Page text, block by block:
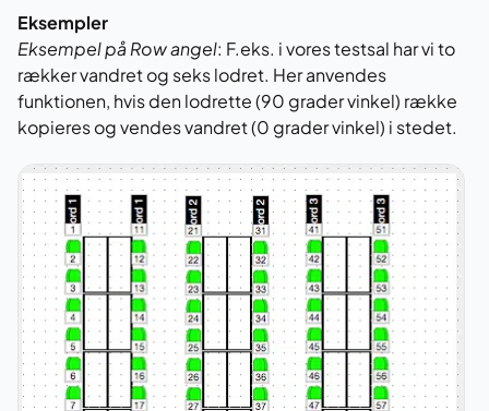
Eksempler
Eksempel på Row angel: F.eks. i vores testsal har vi to
rækker vandret og seks lodret. Her anvendes
funktionen, hvis den lodrette (90 grader vinkel) række
kopieres og vendes vandret (0 grader vinkel) i stedet.